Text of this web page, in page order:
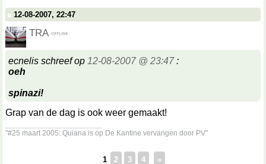
12-08-2007, 22:47
TRA
ecnelis schreef op 12-08-2007 @ 23:47:
oeh
spinazi!
Grap van de dag is ook weer gemaakt!
"#25 maart 2005: Quiana is op De Kantine vervangen door PV"
1 2 3 4 »